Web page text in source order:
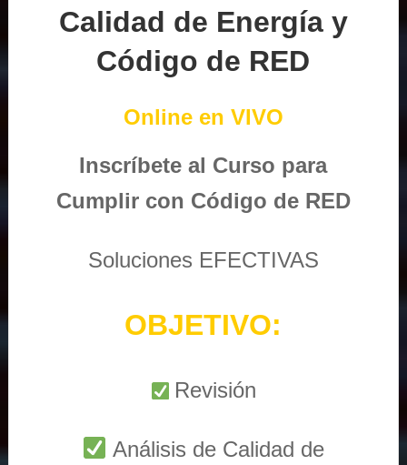
Calidad de Energía y
Código de RED
Online en VIVO
Inscríbete al Curso para
Cumplir con Código de RED
Soluciones EFECTIVAS
OBJETIVO:
Revisión
Análisis de Calidad de